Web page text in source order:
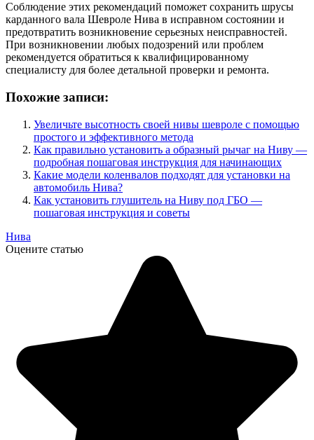
Соблюдение этих рекомендаций поможет сохранить шрусы
карданного вала Шевроле Нива в исправном состоянии и
предотвратить возникновение серьезных неисправностей.
При возникновении любых подозрений или проблем
рекомендуется обратиться к квалифицированному
специалисту для более детальной проверки и ремонта.
Похожие записи:
Увеличьте высотность своей нивы шевроле с помощью
простого и эффективного метода
Как правильно установить а образный рычаг на Ниву —
подробная пошаговая инструкция для начинающих
Какие модели коленвалов подходят для установки на
автомобиль Нива?
Как установить глушитель на Ниву под ГБО —
пошаговая инструкция и советы
Нива
Оцените статью